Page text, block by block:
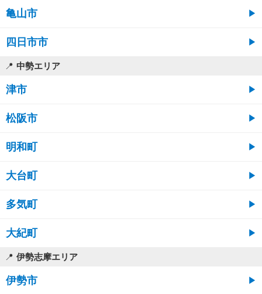
亀山市
四日市市
中勢エリア
津市
松阪市
明和町
大台町
多気町
大紀町
伊勢志摩エリア
伊勢市